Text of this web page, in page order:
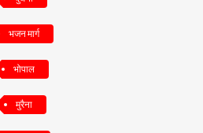
भजन मार्ग
भोपाल
मुरैना